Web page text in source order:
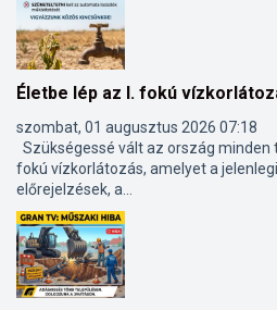
Életbe lép az I. fokú
szombat, 01 augusztus 2026 07:18
Szükségessé vált az ország minden
fokú vízkorlátozás, amelyet a
előrejelzések, a...